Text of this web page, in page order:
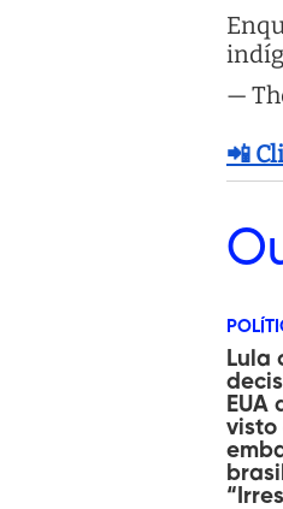
—
📲
Lula
EUA
visto